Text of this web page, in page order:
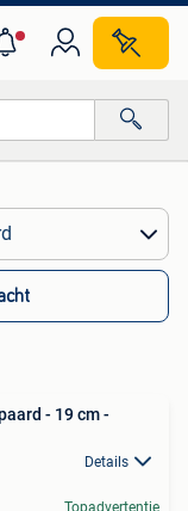
- 19 cm -
Details